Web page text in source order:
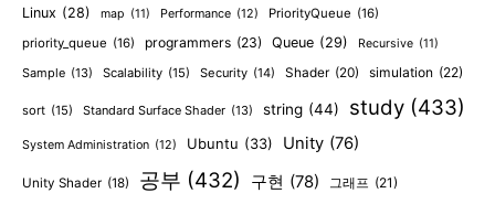
Linux (28) map (11) Performance (12) PriorityQueue (16)
priority_queue (16) programmers (23) Queue (29) Recursive (11)
Sample (13) Scalability (15) Security (14) Shader (20) simulation (22)
sort (15) Standard Surface Shader (13) string (44) study (433)
System Administration (12) Ubuntu (33) Unity (76)
Unity Shader (18) 공부 (432) 구현 (78) 그래프 (21)